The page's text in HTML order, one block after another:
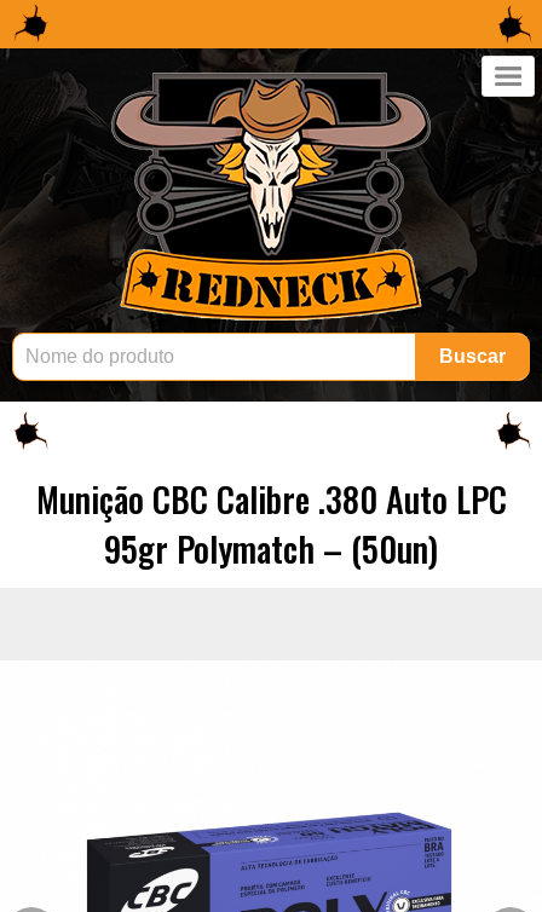
×
Buscar
Munição CBC Calibre .380 Auto LPC
95gr Polymatch – (50un)